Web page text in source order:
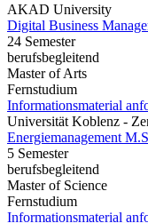
AKAD University
Digital Business
24 Semester
berufsbegleitend
Master of Arts
Fernstudium
Informationsmaterial
Universität Koblenz -
Energiemanagement
5 Semester
berufsbegleitend
Master of Science
Fernstudium
Informationsmaterial